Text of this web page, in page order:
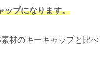
ップになります。
材のキーキャップと比べ